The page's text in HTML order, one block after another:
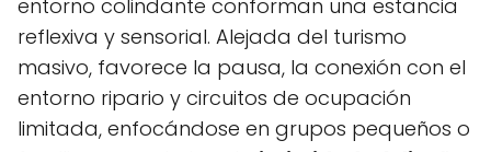
entorno colindante conforman una estancia
reflexiva y sensorial. Alejada del turismo
masivo, favorece la pausa, la conexión con el
entorno ripario y circuitos de ocupación
limitada, enfocándose en grupos pequeños o